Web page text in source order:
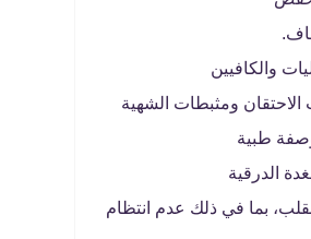
والكافيين
الاحتقان ومثبطات الشهية
طبية
الدرقية
بما في ذلك عدم انتظام